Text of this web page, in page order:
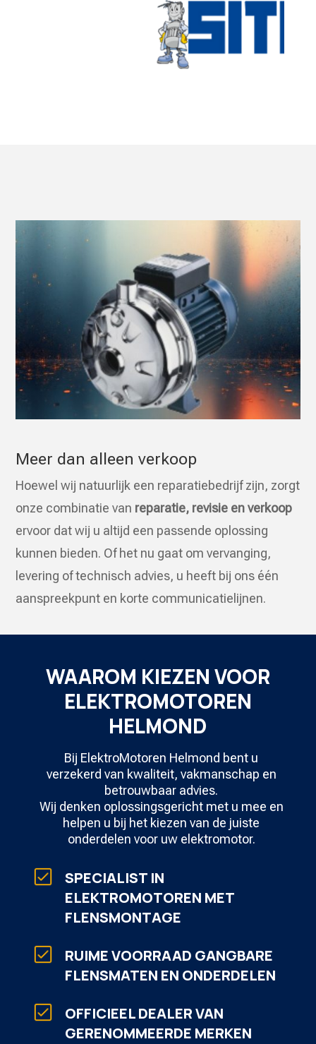
Meer dan alleen verkoop
Hoewel wij natuurlijk een reparatiebedrijf zijn, zorgt
onze combinatie van reparatie, revisie en verkoop
ervoor dat wij u altijd een passende oplossing
kunnen bieden. Of het nu gaat om vervanging,
levering of technisch advies, u heeft bij ons één
aanspreekpunt en korte communicatielijnen.
WAAROM KIEZEN VOOR
ELEKTROMOTOREN
HELMOND
Bij ElektroMotoren Helmond bent u
verzekerd van kwaliteit, vakmanschap en
betrouwbaar advies.
Wij denken oplossingsgericht met u mee en
helpen u bij het kiezen van de juiste
onderdelen voor uw elektromotor.
SPECIALIST IN
ELEKTROMOTOREN MET
FLENSMONTAGE
RUIME VOORRAAD GANGBARE
FLENSMATEN EN ONDERDELEN
OFFICIEEL DEALER VAN
GERENOMMEERDE MERKEN